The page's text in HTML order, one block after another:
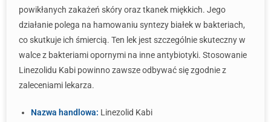
powikłanych zakażeń skóry oraz tkanek miękkich. Jego
działanie polega na hamowaniu syntezy białek w bakteriach,
co skutkuje ich śmiercią. Ten lek jest szczególnie skuteczny w
walce z bakteriami opornymi na inne antybiotyki. Stosowanie
Linezolidu Kabi powinno zawsze odbywać się zgodnie z
zaleceniami lekarza.
Nazwa handlowa: Linezolid Kabi